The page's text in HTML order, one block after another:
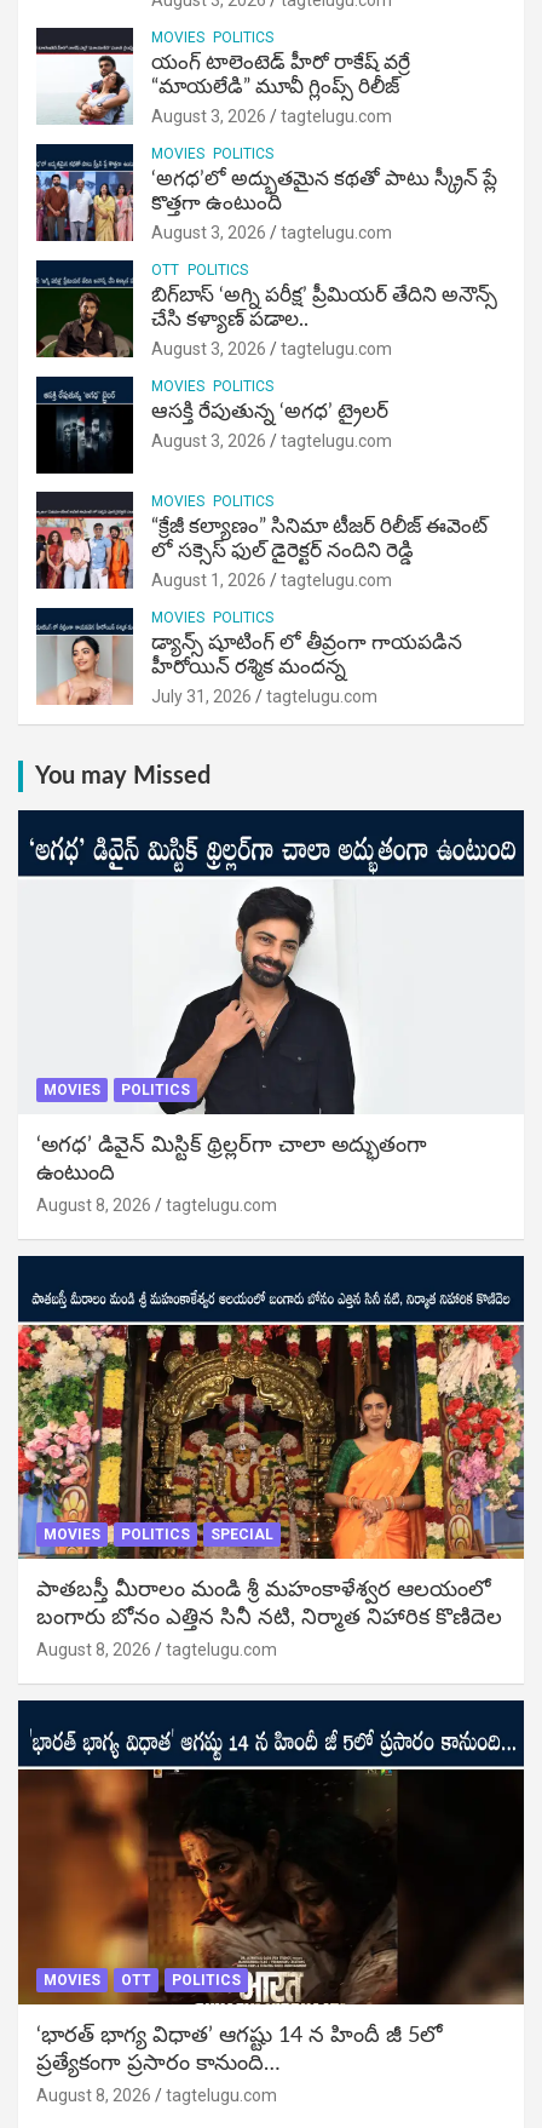
MOVIES POLITICS
యంగ్ టాలెంటెడ్ హీరో రాకేష్ వర్రే
“మాయలేడి” మూవీ గ్లింప్స్ రిలీజ్
August 3, 2026 tagtelugu.com
MOVIES POLITICS
‘అగధ’లో అద్భుతమైన కథతో పాటు స్క్రీన్ ప్లే
కొత్తగా ఉంటుంది
August 3, 2026 tagtelugu.com
OTT POLITICS
బిగ్‌బాస్ ‘అగ్ని ప‌రీక్ష‌’ ప్రీమియర్ తేదిని అనౌన్స్
చేసి కళ్యాణ్ పడాల..
August 3, 2026 tagtelugu.com
MOVIES POLITICS
ఆసక్తి రేపుతున్న ‘అగధ’ ట్రైలర్
August 3, 2026 tagtelugu.com
MOVIES POLITICS
“క్రేజీ కల్యాణం” సినిమా టీజర్ రిలీజ్ ఈవెంట్
లో సక్సెస్ ఫుల్ డైరెక్టర్ నందిని రెడ్డి
August 1, 2026 tagtelugu.com
MOVIES POLITICS
డ్యాన్స్ షూటింగ్ లో తీవ్రంగా గాయపడిన
హీరోయిన్ రశ్మిక మందన్న
July 31, 2026 tagtelugu.com
You may Missed
MOVIES POLITICS
‘అగధ’ డివైన్ మిస్టిక్ థ్రిల్లర్‌గా చాలా అద్భుతంగా
ఉంటుంది
August 8, 2026 tagtelugu.com
MOVIES POLITICS SPECIAL
పాతబస్తీ మీరాలం మండి శ్రీ మహంకాళేశ్వర ఆలయంలో
బంగారు బోనం ఎత్తిన సినీ నటి, నిర్మాత నిహారిక కొణిదెల
August 8, 2026 tagtelugu.com
MOVIES OTT POLITICS
‘భారత్ భాగ్య విధాత’ ఆగష్టు 14 న హిందీ జీ 5లో
ప్రత్యేకంగా ప్రసారం కానుంది…
August 8, 2026 tagtelugu.com